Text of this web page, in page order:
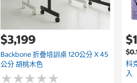
$3,199
Backbone 折疊培訓桌 120公分 X 45
公分 胡桃木色
★★★★★
★★★★★
科
入